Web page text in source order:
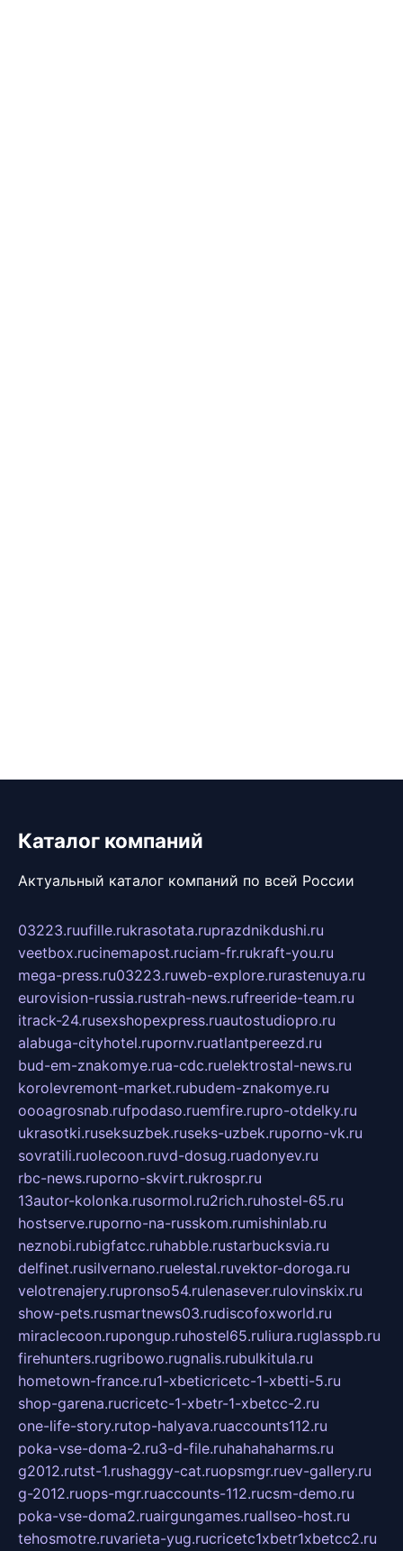
Каталог компаний
Актуальный каталог компаний по всей России
03223.ruufille.rukrasotata.ruprazdnikdushi.ru
veetbox.rucinemapost.ruciam-fr.rukraft-you.ru
mega-press.ru03223.ruweb-explore.rurastenuya.ru
eurovision-russia.rustrah-news.rufreeride-team.ru
itrack-24.rusexshopexpress.ruautostudiopro.ru
alabuga-cityhotel.rupornv.ruatlantpereezd.ru
bud-em-znakomye.rua-cdc.ruelektrostal-news.ru
korolevremont-market.rubudem-znakomye.ru
oooagrosnab.rufpodaso.ruemfire.rupro-otdelky.ru
ukrasotki.ruseksuzbek.ruseks-uzbek.ruporno-vk.ru
sovratili.ruolecoon.ruvd-dosug.ruadonyev.ru
rbc-news.ruporno-skvirt.rukrospr.ru
13autor-kolonka.rusormol.ru2rich.ruhostel-65.ru
hostserve.ruporno-na-russkom.rumishinlab.ru
neznobi.rubigfatcc.ruhabble.rustarbucksvia.ru
delfinet.rusilvernano.ruelestal.ruvektor-doroga.ru
velotrenajery.rupronso54.rulenasever.rulovinskix.ru
show-pets.rusmartnews03.rudiscofoxworld.ru
miraclecoon.rupongup.ruhostel65.ruliura.ruglasspb.ru
firehunters.rugribowo.rugnalis.rubulkitula.ru
hometown-france.ru1-xbeticricetc-1-xbetti-5.ru
shop-garena.rucricetc-1-xbetr-1-xbetcc-2.ru
one-life-story.rutop-halyava.ruaccounts112.ru
poka-vse-doma-2.ru3-d-file.ruhahahaharms.ru
g2012.rutst-1.rushaggy-cat.ruopsmgr.ruev-gallery.ru
g-2012.ruops-mgr.ruaccounts-112.rucsm-demo.ru
poka-vse-doma2.ruairgungames.ruallseo-host.ru
tehosmotre.ruvarieta-yug.rucricetc1xbetr1xbetcc2.ru